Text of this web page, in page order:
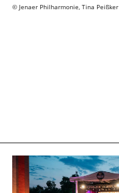
Jenaer Philharmonie, Tina Peißker